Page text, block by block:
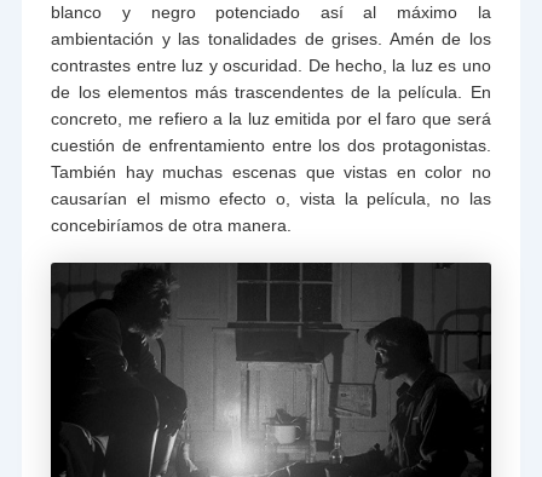
blanco y negro potenciado así al máximo la
ambientación y las tonalidades de grises. Amén de los
contrastes entre luz y oscuridad. De hecho, la luz es uno
de los elementos más trascendentes de la película. En
concreto, me refiero a la luz emitida por el faro que será
cuestión de enfrentamiento entre los dos protagonistas.
También hay muchas escenas que vistas en color no
causarían el mismo efecto o, vista la película, no las
concebiríamos de otra manera.